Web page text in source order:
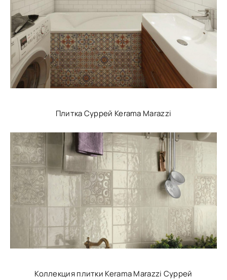
Плитка Суррей Kerama Marazzi
Коллекция плитки Kerama Marazzi Суррей